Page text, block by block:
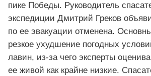
пике Победы. Руководитель
экспедиции Дмитрий Греков
по ее эвакуации отменена.
резкое ухудшение погодных
лавин, из-за чего эксперты
ее живой как крайне низкие.